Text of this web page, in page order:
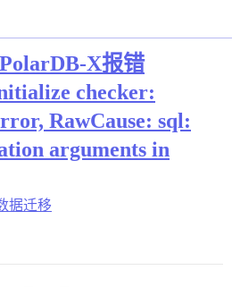
X报错
checker:
RawCause: sql:
arguments in
据迁移